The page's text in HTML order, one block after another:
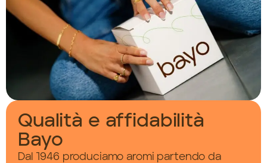
Qualità e affidabilità
Bayo
Dal 1946 produciamo aromi partendo da